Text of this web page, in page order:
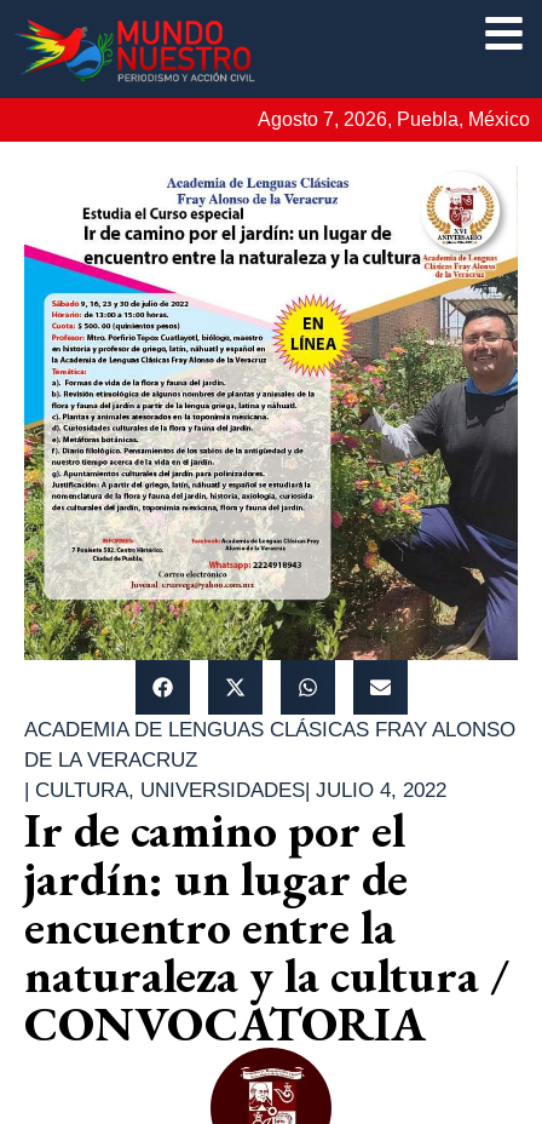
Agosto 7, 2026, Puebla, México
ACADEMIA DE LENGUAS CLÁSICAS FRAY ALONSO
DE LA VERACRUZ
| CULTURA, UNIVERSIDADES| JULIO 4, 2022
Ir de camino por el
jardín: un lugar de
encuentro entre la
naturaleza y la cultura /
CONVOCATORIA